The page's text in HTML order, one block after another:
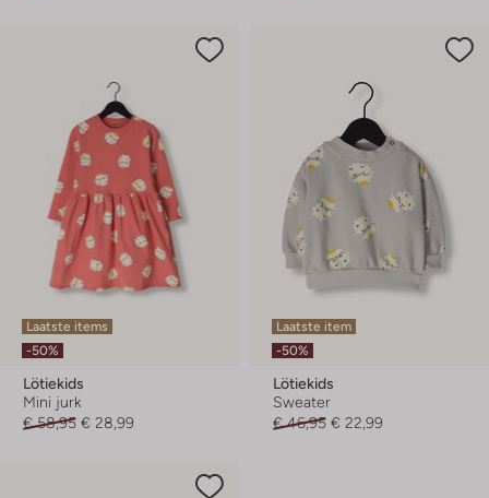
Laatste items
-50%
Lötiekids
Mini jurk
€ 58,95 € 28,99
Laatste item
-50%
Lötiekids
Sweater
€ 46,95 € 22,99